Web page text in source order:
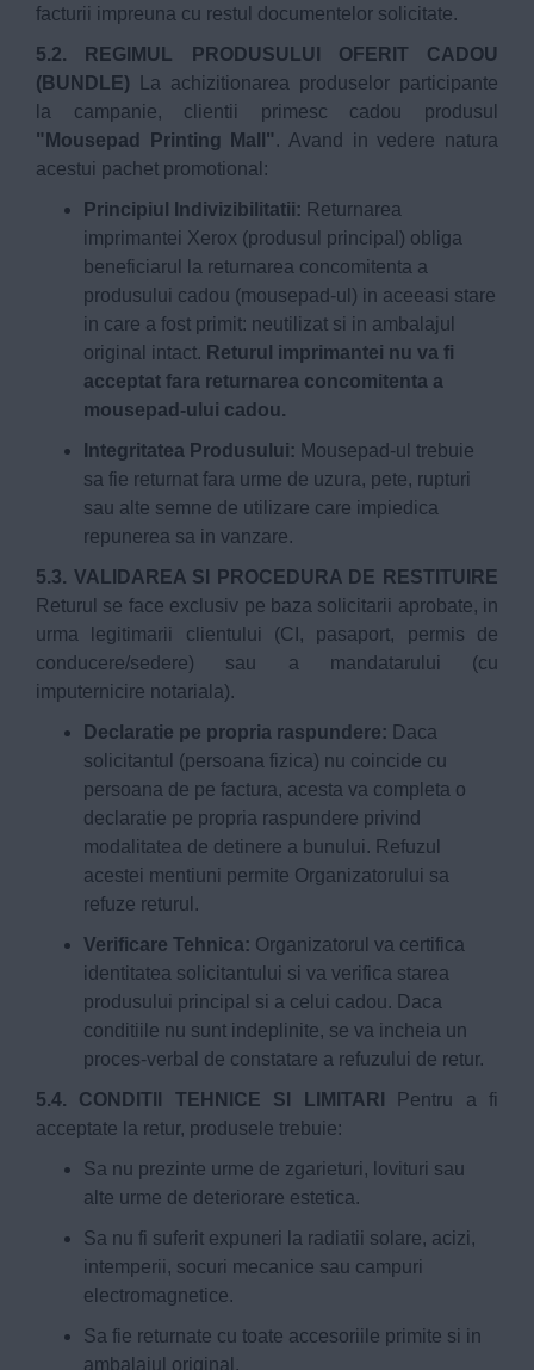
facturii impreuna cu restul documentelor solicitate.
5.2. REGIMUL PRODUSULUI OFERIT CADOU
(BUNDLE) La achizitionarea produselor participante
la campanie, clientii primesc cadou produsul
"Mousepad Printing Mall" . Avand in vedere natura
acestui pachet promotional:
Principiul Indivizibilitatii: Returnarea
imprimantei Xerox (produsul principal) obliga
beneficiarul la returnarea concomitenta a
produsului cadou (mousepad-ul) in aceeasi stare
in care a fost primit: neutilizat si in ambalajul
original intact. Returul imprimantei nu va fi
acceptat fara returnarea concomitenta a
mousepad-ului cadou.
Integritatea Produsului: Mousepad-ul trebuie
sa fie returnat fara urme de uzura, pete, rupturi
sau alte semne de utilizare care impiedica
repunerea sa in vanzare.
5.3. VALIDAREA SI PROCEDURA DE RESTITUIRE
Returul se face exclusiv pe baza solicitarii aprobate, in
urma legitimarii clientului (CI, pasaport, permis de
conducere/sedere) sau a mandatarului (cu
imputernicire notariala).
Declaratie pe propria raspundere: Daca
solicitantul (persoana fizica) nu coincide cu
persoana de pe factura, acesta va completa o
declaratie pe propria raspundere privind
modalitatea de detinere a bunului. Refuzul
acestei mentiuni permite Organizatorului sa
refuze returul.
Verificare Tehnica: Organizatorul va certifica
identitatea solicitantului si va verifica starea
produsului principal si a celui cadou. Daca
conditiile nu sunt indeplinite, se va incheia un
proces-verbal de constatare a refuzului de retur.
5.4. CONDITII TEHNICE SI LIMITARI
Pentru a fi
acceptate la retur, produsele trebuie:
Sa nu prezinte urme de zgarieturi, lovituri sau
alte urme de deteriorare estetica.
Sa nu fi suferit expuneri la radiatii solare, acizi,
intemperii, socuri mecanice sau campuri
electromagnetice.
Sa fie returnate cu toate accesoriile primite si in
ambalajul original.